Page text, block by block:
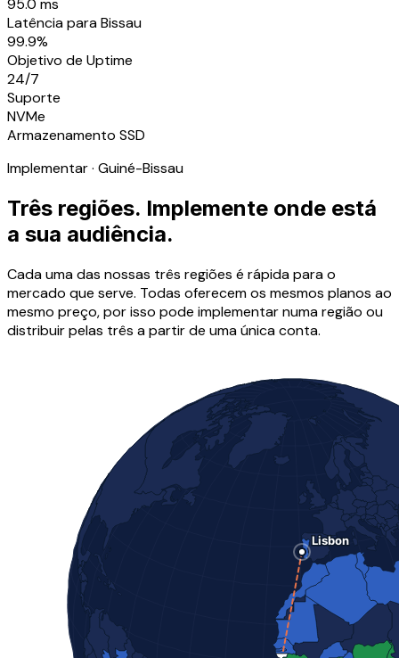
95.0 ms
Latência para Bissau
99.9%
Objetivo de Uptime
24/7
Suporte
NVMe
Armazenamento SSD
Implementar · Guiné-Bissau
Três regiões. Implemente onde está
a sua audiência.
Cada uma das nossas três regiões é rápida para o
mercado que serve. Todas oferecem os mesmos planos ao
mesmo preço, por isso pode implementar numa região ou
distribuir pelas três a partir de uma única conta.